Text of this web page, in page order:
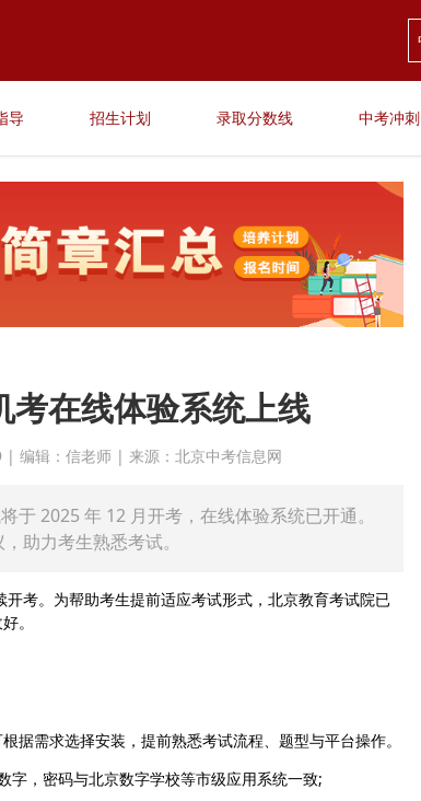
导 招生计划 录取分数线 中考冲刺
考在线体验系统上线
编辑：信老师 | 来源：北京中考信息网
2025 年 12 月开考，在线体验系统已开通。
助力考生熟悉考试。
考。为帮助考生提前适应考试形式，北京教育考试院已
。
需求选择安装，提前熟悉考试流程、题型与平台操作。
，密码与北京数字学校等市级应用系统一致;